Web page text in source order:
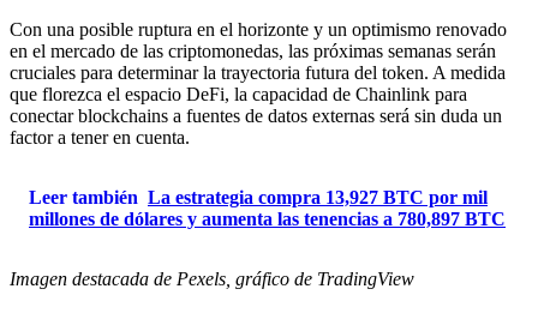
Con una posible ruptura en el horizonte y un optimismo renovado
en el mercado de las criptomonedas, las próximas semanas serán
cruciales para determinar la trayectoria futura del token. A medida
que florezca el espacio DeFi, la capacidad de Chainlink para
conectar blockchains a fuentes de datos externas será sin duda un
factor a tener en cuenta.
Leer también La estrategia compra 13,927 BTC por mil
millones de dólares y aumenta las tenencias a 780,897 BTC
Imagen destacada de Pexels, gráfico de TradingView